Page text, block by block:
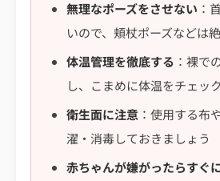
無理なポーズをさせない ：
いので、頬杖ポーズなどは
体温管理を徹底する ：裸で
し、こまめに体温をチェッ
衛生面に注意 ：使用する布
濯・消毒しておきましょう
赤ちゃんが嫌がったらすぐ